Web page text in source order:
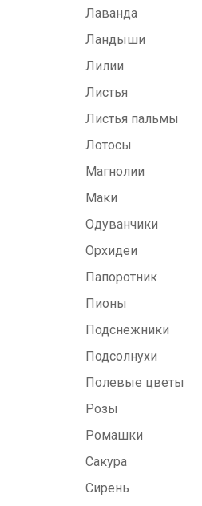
Лаванда
Ландыши
Лилии
Листья
Листья пальмы
Лотосы
Магнолии
Маки
Одуванчики
Орхидеи
Папоротник
Пионы
Подснежники
Подсолнухи
Полевые цветы
Розы
Ромашки
Сакура
Сирень